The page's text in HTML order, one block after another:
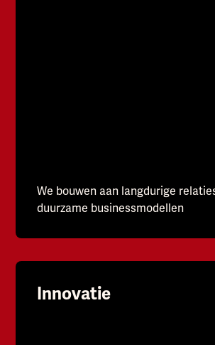
We bouwen aan langdurige
duurzame businessmodellen
Innovatie